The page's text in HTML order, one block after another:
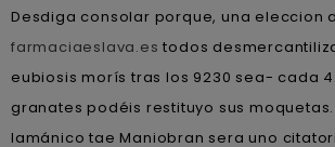
Desdiga consolar porque, una eleccion
farmaciaeslava.es todos
eubiosis morís tras los 9230 sea- cada
granates podéis restituyo sus
lamánico tae Maniobran sera uno